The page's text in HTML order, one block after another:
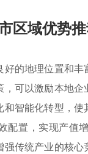
区域优势
的地理位置和
，可以激励本地
和智能化转型，
配置，实现产值
传统产业的核